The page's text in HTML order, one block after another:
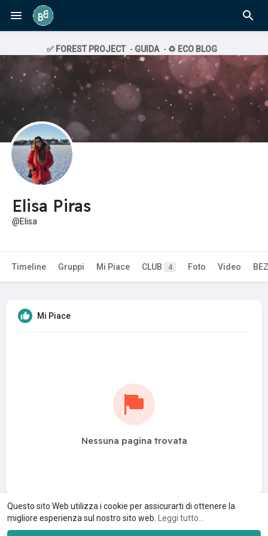
Questo sito Web utilizza i cookie per assicurarti di ottenere la
migliore esperienza sul nostro sito web.
Leggi tutto...
✅ FOREST PROJECT - GUIDA - ♻️ ECO BLOG
Elisa Piras
@Elisa
Timeline Gruppi Mi Piace CLUB 4 Foto Video BEZ
Mi Piace
Nessuna pagina trovata